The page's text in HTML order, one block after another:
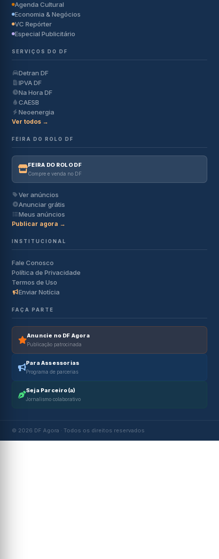
Agenda Cultural
Economia & Negócios
VC Repórter
Especial Publicitário
SERVIÇOS DO DF
Detran DF
IPVA DF
Na Hora DF
CAESB
Neoenergia
Ver todos →
FEIRA DO ROLO DF
FEIRA DO ROLO DF
Compre e venda no DF
Ver anúncios
Anunciar grátis
Meus anúncios
Publicar agora →
INSTITUCIONAL
Fale Conosco
Política de Privacidade
Termos de Uso
Enviar Notícia
FAÇA PARTE
Anuncie no DF Agora
Publicação patrocinada
Para Assessorias
Programa de parcerias
Seja Parceiro(a)
Jornalismo colaborativo
© 2026 DF Agora · Todos os direitos reservados